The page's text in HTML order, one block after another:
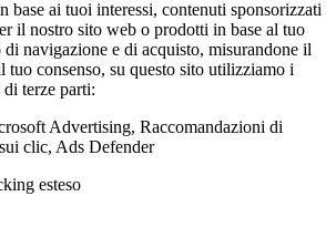
base ai tuoi interessi, contenuti sponsorizzati
il nostro sito web o prodotti in base al tuo
di navigazione e di acquisto, misurandone il
tuo consenso, su questo sito utilizziamo i
terze parti:
Advertising, Raccomandazioni di
clic, Ads Defender
esteso